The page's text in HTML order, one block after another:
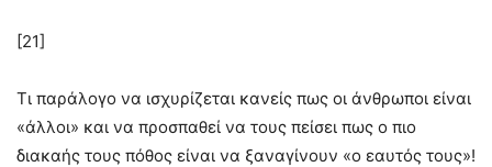
[21]
Τι παράλογο να ισχυρίζεται κανείς πως οι άνθρωποι είναι
«άλλοι» και να προσπαθεί να τους πείσει πως ο πιο
διακαής τους πόθος είναι να ξαναγίνουν «ο εαυτός τους»!